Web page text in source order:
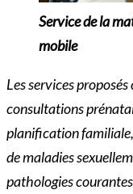
Service de la
mobile
Les services
consultations
planification familiale,
de maladies
pathologies